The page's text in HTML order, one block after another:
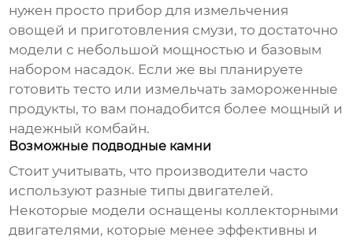
нужен просто прибор для измельчения
овощей и приготовления смузи, то достаточно
модели с небольшой мощностью и базовым
набором насадок. Если же вы планируете
готовить тесто или измельчать замороженные
продукты, то вам понадобится более мощный и
надежный комбайн.
Возможные подводные камни
Стоит учитывать, что производители часто
используют разные типы двигателей.
Некоторые модели оснащены коллекторными
двигателями, которые менее эффективны и